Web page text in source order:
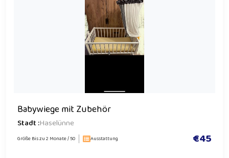
Babywiege mit Zubehör
Stadt :Haselünne
Größe Bis zu 2 Monate / 50 Ausstattung €45